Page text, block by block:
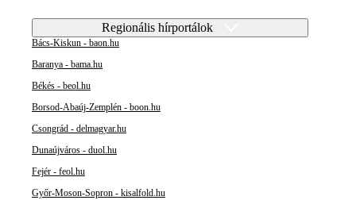
Regionális hírportálok
Bács-Kiskun - baon.hu
Baranya - bama.hu
Békés - beol.hu
Borsod-Abaúj-Zemplén - boon.hu
Csongrád - delmagyar.hu
Dunaújváros - duol.hu
Fejér - feol.hu
Győr-Moson-Sopron - kisalfold.hu